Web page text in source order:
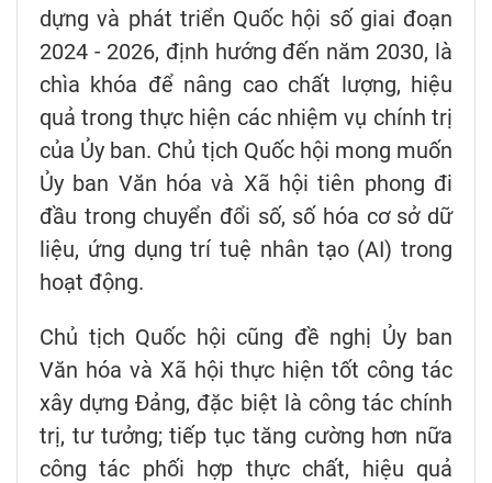
dựng và phát triển Quốc hội số giai đoạn
2024 - 2026, định hướng đến năm 2030, là
chìa khóa để nâng cao chất lượng, hiệu
quả trong thực hiện các nhiệm vụ chính trị
của Ủy ban. Chủ tịch Quốc hội mong muốn
Ủy ban Văn hóa và Xã hội tiên phong đi
đầu trong chuyển đổi số, số hóa cơ sở dữ
liệu, ứng dụng trí tuệ nhân tạo (AI) trong
hoạt động.
Chủ tịch Quốc hội cũng đề nghị Ủy ban
Văn hóa và Xã hội thực hiện tốt công tác
xây dựng Đảng, đặc biệt là công tác chính
trị, tư tưởng; tiếp tục tăng cường hơn nữa
công tác phối hợp thực chất, hiệu quả